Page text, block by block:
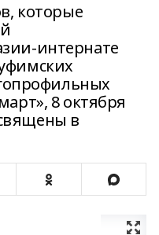
которые
интернате
8 октября
в